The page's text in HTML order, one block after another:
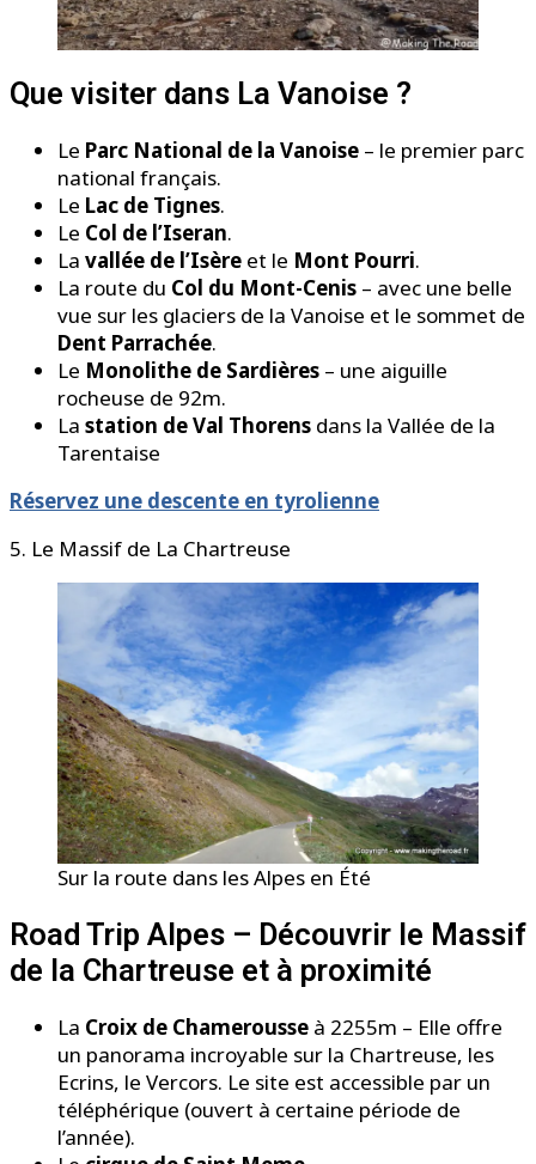
Que visiter dans La Vanoise ?
Le Parc National de la Vanoise – le premier parc
national français.
Le Lac de Tignes.
Le Col de l’Iseran.
La vallée de l’Isère et le Mont Pourri.
La route du Col du Mont-Cenis – avec une belle
vue sur les glaciers de la Vanoise et le sommet de
Dent Parrachée.
Le Monolithe de Sardières – une aiguille
rocheuse de 92m.
La station de Val Thorens dans la Vallée de la
Tarentaise
Réservez une descente en tyrolienne
5. Le Massif de La Chartreuse
Sur la route dans les Alpes en Été
Road Trip Alpes – Découvrir le Massif
de la Chartreuse et à proximité
La Croix de Chamerousse à 2255m – Elle offre
un panorama incroyable sur la Chartreuse, les
Ecrins, le Vercors. Le site est accessible par un
téléphérique (ouvert à certaine période de
l’année).